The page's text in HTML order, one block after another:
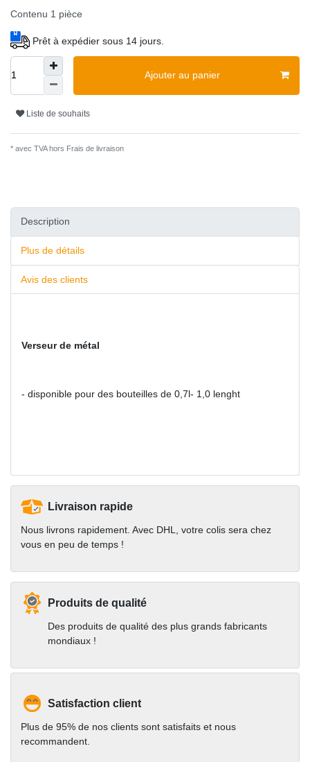
Contenu 1 pièce
Prêt à expédier sous 14 jours.
Ajouter au panier
Liste de souhaits
* avec TVA hors Frais de livraison
Description
Plus de détails
Avis des clients
Verseur de métal
- disponible pour des bouteilles de 0,7l- 1,0 lenght
Livraison rapide
Nous livrons rapidement. Avec DHL, votre colis sera chez
vous en peu de temps !
Produits de qualité
Des produits de qualité des plus grands fabricants
mondiaux !
Satisfaction client
Plus de 95% de nos clients sont satisfaits et nous
recommandent.